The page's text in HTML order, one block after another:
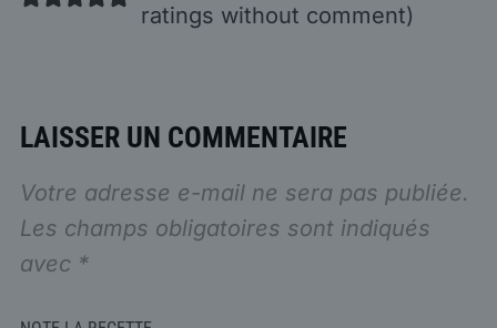
ratings without comment)
LAISSER UN COMMENTAIRE
Votre adresse e-mail ne sera pas publiée.
Les champs obligatoires sont indiqués
avec *